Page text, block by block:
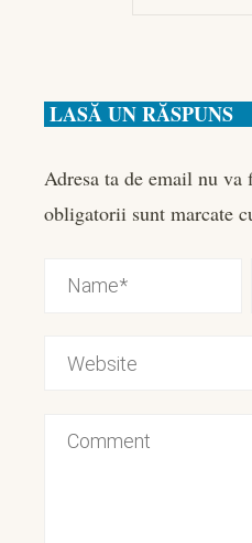
LASĂ UN RĂSPUNS
Adresa ta de email nu va
obligatorii sunt marcate